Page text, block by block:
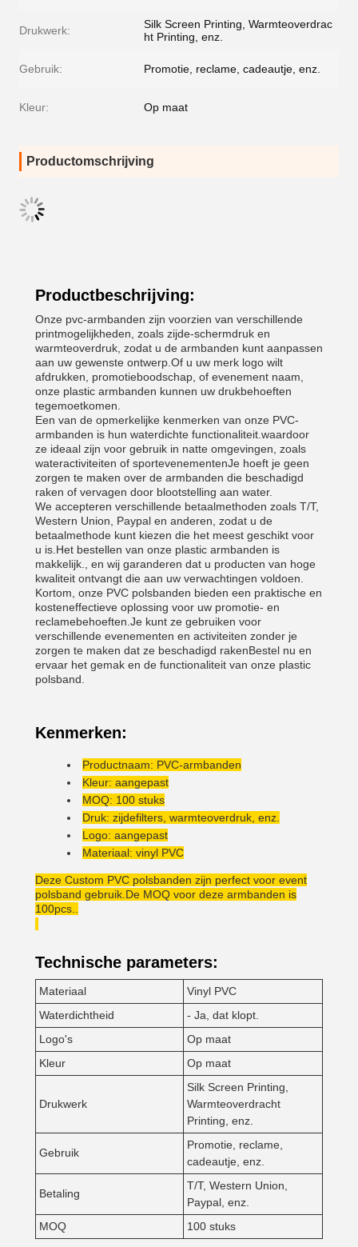
Drukwerk:
Silk Screen Printing, Warmteoverdrac
ht Printing, enz.
Gebruik: Promotie, reclame, cadeautje, enz.
Kleur: Op maat
Productomschrijving
Productbeschrijving:
Onze pvc-armbanden zijn voorzien van verschillende
printmogelijkheden, zoals zijde-schermdruk en
warmteoverdruk, zodat u de armbanden kunt aanpassen
aan uw gewenste ontwerp.Of u uw merk logo wilt
afdrukken, promotieboodschap, of evenement naam,
onze plastic armbanden kunnen uw drukbehoeften
tegemoetkomen.
Een van de opmerkelijke kenmerken van onze PVC-
armbanden is hun waterdichte functionaliteit.waardoor
ze ideaal zijn voor gebruik in natte omgevingen, zoals
wateractiviteiten of sportevenementenJe hoeft je geen
zorgen te maken over de armbanden die beschadigd
raken of vervagen door blootstelling aan water.
We accepteren verschillende betaalmethoden zoals T/T,
Western Union, Paypal en anderen, zodat u de
betaalmethode kunt kiezen die het meest geschikt voor
u is.Het bestellen van onze plastic armbanden is
makkelijk., en wij garanderen dat u producten van hoge
kwaliteit ontvangt die aan uw verwachtingen voldoen.
Kortom, onze PVC polsbanden bieden een praktische en
kosteneffectieve oplossing voor uw promotie- en
reclamebehoeften.Je kunt ze gebruiken voor
verschillende evenementen en activiteiten zonder je
zorgen te maken dat ze beschadigd rakenBestel nu en
ervaar het gemak en de functionaliteit van onze plastic
polsband.
Kenmerken:
Productnaam: PVC-armbanden
Kleur: aangepast
MOQ: 100 stuks
Druk: zijdefilters, warmteoverdruk, enz.
Logo: aangepast
Materiaal: vinyl PVC
Deze Custom PVC polsbanden zijn perfect voor event
polsband gebruik.De MOQ voor deze armbanden is
100pcs..
Technische parameters:
Materiaal
Vinyl PVC
Waterdichtheid
- Ja, dat klopt.
Logo's
Op maat
Kleur
Op maat
Drukwerk
Silk Screen Printing,
Warmteoverdracht
Printing, enz.
Gebruik
Promotie, reclame,
cadeautje, enz.
Betaling
T/T, Western Union,
Paypal, enz.
MOQ
100 stuks